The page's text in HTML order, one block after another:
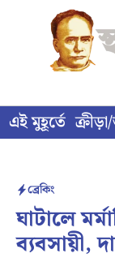
content
এই মুহূর্তে
ব্রেকিং
ঘাটালে
ব্যবসায়ী,